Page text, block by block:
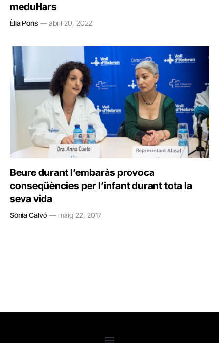
medul·lars
Èlia Pons abril 20, 2022
Beure durant l’embaràs provoca
conseqüències per l’infant durant tota la
seva vida
Sònia Calvó maig 22, 2017